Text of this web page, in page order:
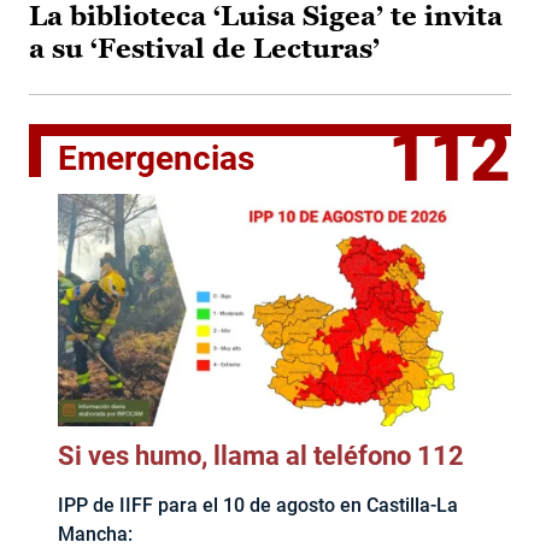
La biblioteca ‘Luisa Sigea’ te invita
a su ‘Festival de Lecturas’
Emergencias 112
Si ves humo, llama al teléfono 112
IPP de IIFF para el 10 de agosto en Castilla-La
Mancha: